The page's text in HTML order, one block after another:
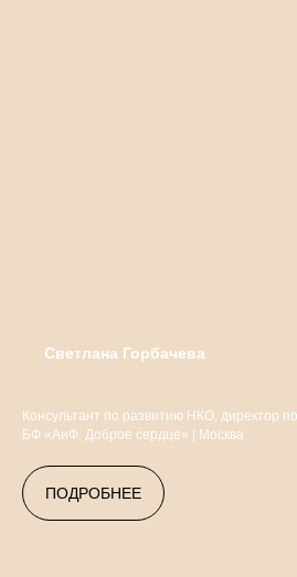
Светлана Горбачева
Консультант по развитию НКО, директор
БФ «АиФ. Доброе сердце» | Москва
ПОДРОБНЕЕ